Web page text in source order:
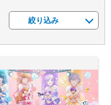
絞り込み